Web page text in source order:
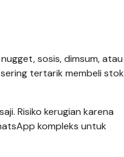
sosis, dimsum, atau
tertarik membeli stok
Risiko kerugian karena
kompleks untuk